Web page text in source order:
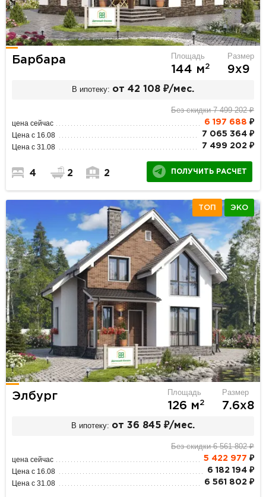
Барбара Площадь
144 м2
Размер
9х9
В ипотеку: от 42 108 ₽/мес.
Без скидки 7 499 202 ₽
цена сейчас 6 197 688 ₽
Цена с 16.08 7 065 364 ₽
Цена с 31.08 7 499 202 ₽
4 2 2 ПОЛУЧИТЬ РАСЧЕТ
ТОП ЭКО
Элбург Площадь
126 м2
Размер
7.6х8
В ипотеку: от 36 845 ₽/мес.
Без скидки 6 561 802 ₽
цена сейчас 5 422 977 ₽
Цена с 16.08 6 182 194 ₽
Цена с 31.08 6 561 802 ₽